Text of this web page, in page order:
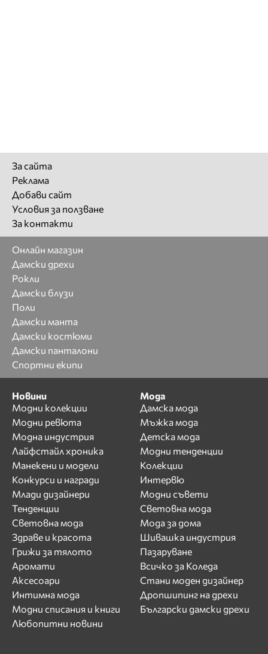
За сайта
Реклама
Добави сайт
Условия за ползване
За контакти
Онлайн магазин
Дамски дрехи
Рокли
Дамски блузи
Поли
Дамски манта
Дамски костюми
Дамски панталони
Спортни екипи
Новини
Модни колекции
Модни ревюта
Модна индустрия
Лайфстайл хроника
Манекени и модели
Конкурси и награди
Млади дизайнери
Тенденции
Световна мода
Здраве и красота
Грижи за тялото
Аромати
Аксесоари
Интимна мода
Модни списания и книги
Любопитни новини
Мода
Дамска мода
Мъжка мода
Детска мода
Модни тенденции
Колекции
Интервю
Модни съвети
Световна мода
Мода за дома
Шивашка индустрия
Пазаруване
Всичко за Коледа
Стани моден дизайнер
Дропшипинг на дрехи
Български дамски дрехи